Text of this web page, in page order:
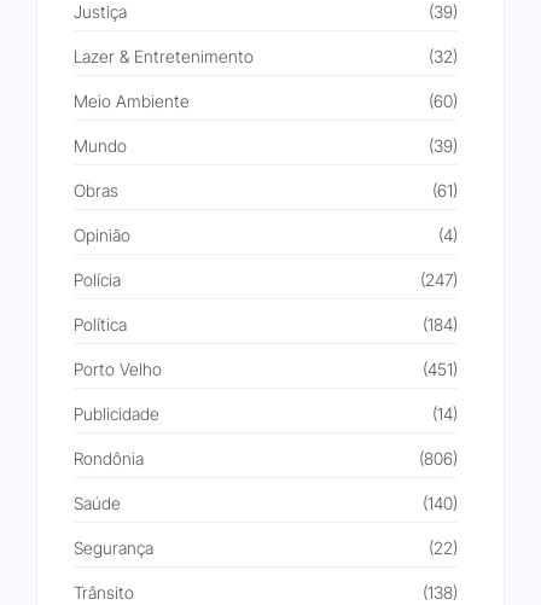
Justiça (39)
Lazer & Entretenimento (32)
Meio Ambiente (60)
Mundo (39)
Obras (61)
Opinião (4)
Polícia (247)
Política (184)
Porto Velho (451)
Publicidade (14)
Rondônia (806)
Saúde (140)
Segurança (22)
Trânsito (138)